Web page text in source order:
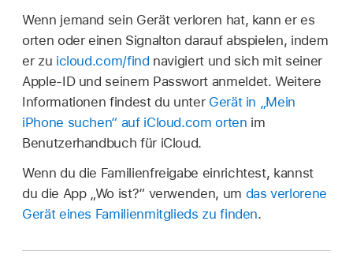
Wenn jemand sein Gerät verloren hat, kann er es
orten oder einen Signalton darauf abspielen, indem
er zu icloud.com/find navigiert und sich mit seiner
Apple-ID und seinem Passwort anmeldet. Weitere
Informationen findest du unter Gerät in „Mein
iPhone suchen“ auf iCloud.com orten im
Benutzerhandbuch für iCloud.
Wenn du die Familienfreigabe einrichtest, kannst
du die App „Wo ist?“ verwenden, um das verlorene
Gerät eines Familienmitglieds zu finden.